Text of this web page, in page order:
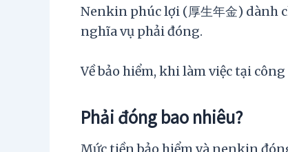
Nenkin phúc lợi (厚生年金) dành
nghĩa vụ phải đóng.
Về bảo hiểm, khi làm việc tại
Phải đóng bao nhiêu?
Mức tiền bảo hiểm và nenkin